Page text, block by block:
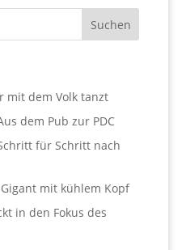
mit dem Volk tanzt
dem Pub zur PDC
für Schritt nach
mit kühlem Kopf
in den Fokus des